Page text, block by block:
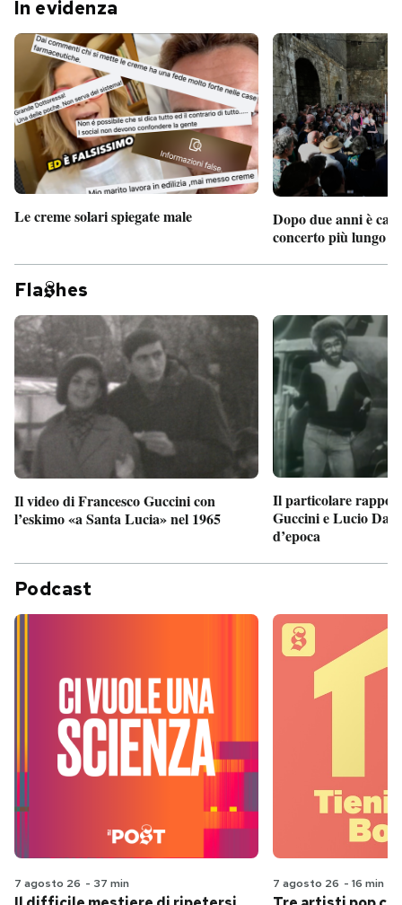
In evidenza
Le creme solari spiegate male
Dopo due anni è
concerto più lungo
Fla hes
Il video di Francesco Guccini con
l’eskimo «a Santa Lucia» nel 1965
Il particolare
Guccini e Lucio
d’epoca
Podcast
7 agosto 26 - 37 min 7 agosto 26 - 16 min